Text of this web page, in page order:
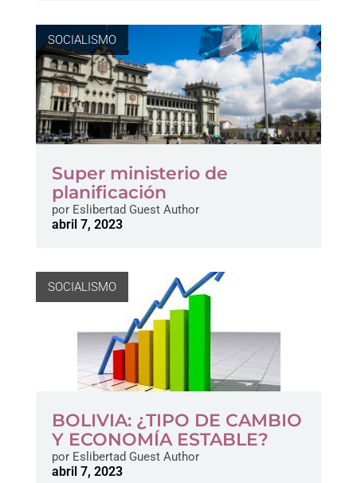
SOCIALISMO
Super ministerio de
planificación
porEslibertad Guest Author
abril 7, 2023
SOCIALISMO
BOLIVIA: ¿TIPO DE CAMBIO
Y ECONOMÍA ESTABLE?
porEslibertad Guest Author
abril 7, 2023